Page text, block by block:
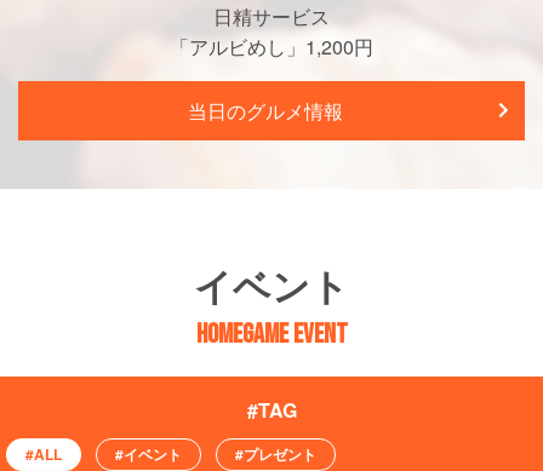
日精サービス
「アルビめし」1,200円
当日のグルメ情報
イベント
HOMEGAME EVENT
#ALL #イベント
#プレゼント